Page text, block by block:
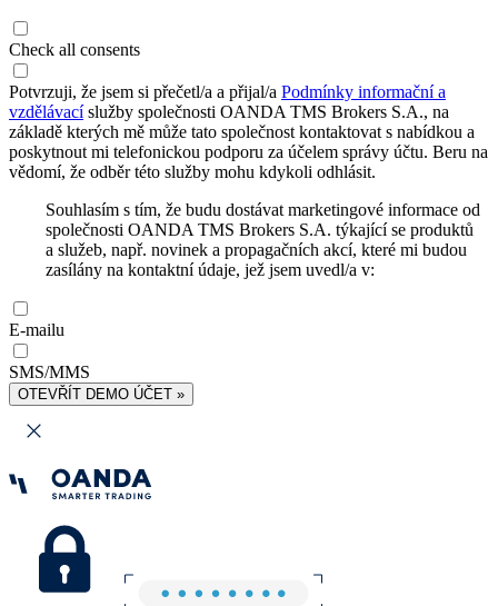
Check all consents
Potvrzuji, že jsem si přečetl/a a přijal/a Podmínky informační a
vzdělávacíslužby společnosti OANDA TMS Brokers S.A., na
základě kterých mě může tato společnost kontaktovat s nabídkou a
poskytnout mi telefonickou podporu za účelem správy účtu. Beru na
vědomí, že odběr této služby mohu kdykoli odhlásit.
Souhlasím s tím, že budu dostávat marketingové informace od
společnosti OANDA TMS Brokers S.A. týkající se produktů
a služeb, např. novinek a propagačních akcí, které mi budou
zasílány na kontaktní údaje, jež jsem uvedl/a v:
E-mailu
SMS/MMS
OTEVŘÍT DEMO ÚČET »